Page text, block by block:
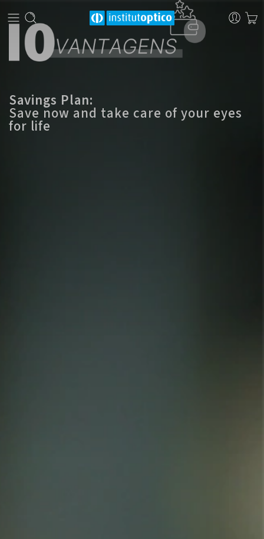
Savings Plan:
Save now and take care of your eyes
for life